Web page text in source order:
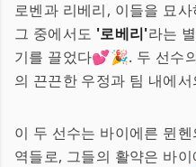
로벤과 리베리, 이들을 묘
그 중에서도 '로베리'라는
기를 끌었다💕🎉. 두 선수
의 끈끈한 우정과 팀 내에
이 두 선수는 바이에른 뮌
역들로, 그들의 활약은 바